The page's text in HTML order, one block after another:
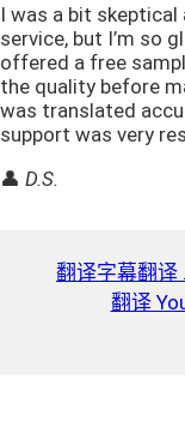
I was a bit
service, but I’m so
offered a free
the quality before
was translated
support was very
👤 D.S.
翻译字幕翻译
翻译